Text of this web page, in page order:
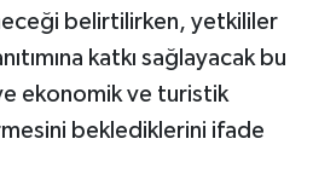
belirtilirken, yetkililer
katkı sağlayacak bu
ekonomik ve turistik
beklediklerini ifade